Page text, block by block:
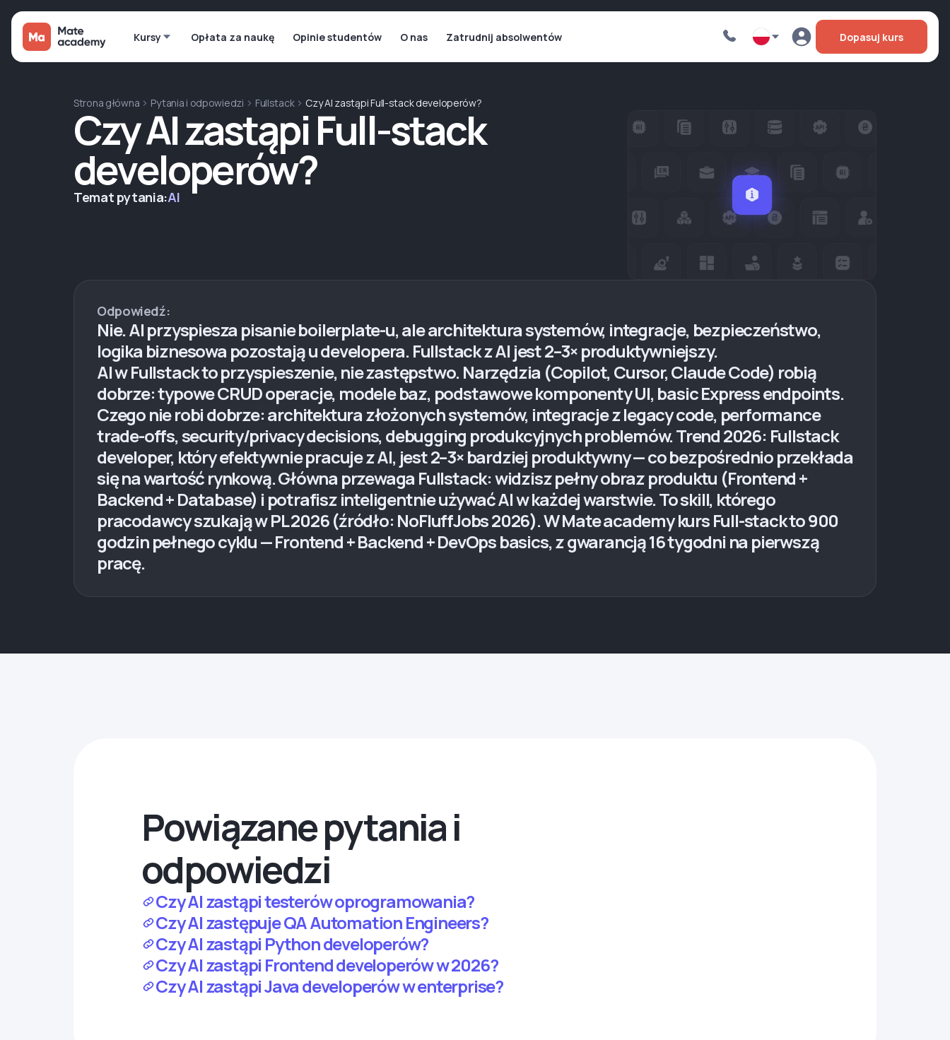
Kursy Opłata za naukę Opinie studentów O nas Zatrudnij absolwentów Dopasuj kurs
Strona główna Pytania i odpowiedzi Fullstack Czy AI zastąpi Full-stack developerów?
Czy AI zastąpi Full-stack
developerów?
Temat pytania:AI
Odpowiedź:
Nie. AI przyspiesza pisanie boilerplate-u, ale architektura systemów, integracje, bezpieczeństwo,
logika biznesowa pozostają u developera. Fullstack z AI jest 2–3× produktywniejszy.
AI w Fullstack to przyspieszenie, nie zastępstwo. Narzędzia (Copilot, Cursor, Claude Code) robią
dobrze: typowe CRUD operacje, modele baz, podstawowe komponenty UI, basic Express endpoints.
Czego nie robi dobrze: architektura złożonych systemów, integracje z legacy code, performance
trade-offs, security/privacy decisions, debugging produkcyjnych problemów. Trend 2026: Fullstack
developer, który efektywnie pracuje z AI, jest 2–3× bardziej produktywny — co bezpośrednio przekłada
się na wartość rynkową. Główna przewaga Fullstack: widzisz pełny obraz produktu (Frontend +
Backend + Database) i potrafisz inteligentnie używać AI w każdej warstwie. To skill, którego
pracodawcy szukają w PL 2026 (źródło: NoFluffJobs 2026). W Mate academy kurs Full-stack to 900
godzin pełnego cyklu — Frontend + Backend + DevOps basics, z gwarancją 16 tygodni na pierwszą
pracę.
Powiązane pytania i
odpowiedzi
Czy AI zastąpi testerów oprogramowania?
Czy AI zastępuje QA Automation Engineers?
Czy AI zastąpi Python developerów?
Czy AI zastąpi Frontend developerów w 2026?
Czy AI zastąpi Java developerów w enterprise?